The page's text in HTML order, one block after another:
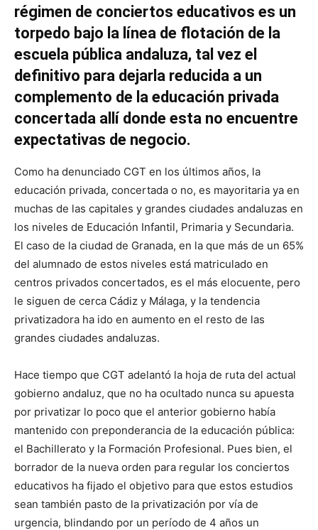
régimen de conciertos educativos es un
torpedo bajo la línea de flotación de la
escuela pública andaluza, tal vez el
definitivo para dejarla reducida a un
complemento de la educación privada
concertada allí donde esta no encuentre
expectativas de negocio.
Como ha denunciado CGT en los últimos años, la
educación privada, concertada o no, es mayoritaria ya en
muchas de las capitales y grandes ciudades andaluzas en
los niveles de Educación Infantil, Primaria y Secundaria.
El caso de la ciudad de Granada, en la que más de un 65%
del alumnado de estos niveles está matriculado en
centros privados concertados, es el más elocuente, pero
le siguen de cerca Cádiz y Málaga, y la tendencia
privatizadora ha ido en aumento en el resto de las
grandes ciudades andaluzas.
Hace tiempo que CGT adelantó la hoja de ruta del actual
gobierno andaluz, que no ha ocultado nunca su apuesta
por privatizar lo poco que el anterior gobierno había
mantenido con preponderancia de la educación pública:
el Bachillerato y la Formación Profesional. Pues bien, el
borrador de la nueva orden para regular los conciertos
educativos ha fijado el objetivo para que estos estudios
sean también pasto de la privatización por vía de
urgencia, blindando por un período de 4 años un